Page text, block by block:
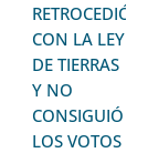
RETROCEDIÓ
CON LA LEY
DE TIERRAS
Y NO
CONSIGUIÓ
LOS VOTOS